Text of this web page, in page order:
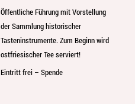
Öffentliche Führung mit Vorstellung
der Sammlung historischer
Tasteninstrumente. Zum Beginn wird
ostfriesischer Tee serviert!
Eintritt frei – Spende